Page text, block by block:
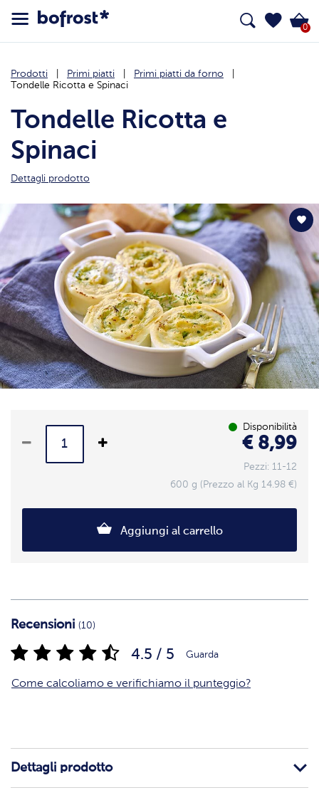
0
Prodotti Primi piatti
Primi piatti da forno
Tondelle Ricotta e Spinaci
Tondelle Ricotta e
Spinaci
Dettagli prodotto
Disponibilità
€ 8,99
Pezzi: 11-12
600 g (Prezzo al Kg 14.98 €)
Aggiungi al carrello
Recensioni (10)
4.5 / 5 Guarda
Come calcoliamo e verifichiamo il punteggio?
Dettagli prodotto